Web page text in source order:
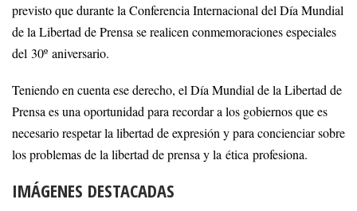
previsto que durante la Conferencia Internacional del Día Mundial
de la Libertad de Prensa se realicen conmemoraciones especiales
del 30º aniversario.
Teniendo en cuenta ese derecho, el Día Mundial de la Libertad de
Prensa es una oportunidad para recordar a los gobiernos que es
necesario respetar la libertad de expresión y para concienciar sobre
los problemas de la libertad de prensa y la ética profesiona.
IMÁGENES DESTACADAS